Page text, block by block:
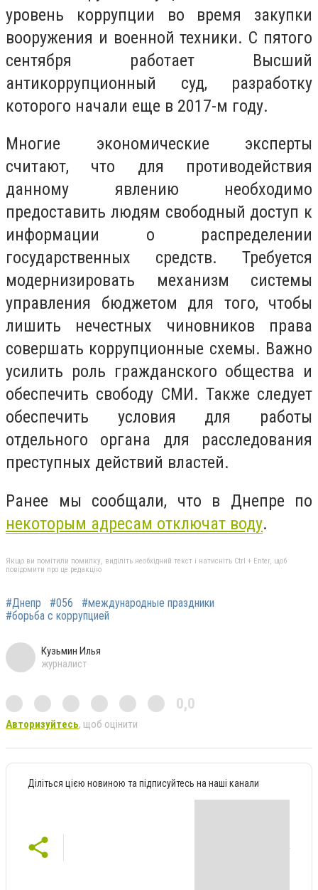
уровень коррупции во время закупки
вооружения и военной техники. С пятого
сентября работает Высший
антикоррупционный суд, разработку
которого начали еще в 2017-м году.
Многие экономические эксперты
считают, что для противодействия
данному явлению необходимо
предоставить людям свободный доступ к
информации о распределении
государственных средств. Требуется
модернизировать механизм системы
управления бюджетом для того, чтобы
лишить нечестных чиновников права
совершать коррупционные схемы. Важно
усилить роль гражданского общества и
обеспечить свободу СМИ. Также следует
обеспечить условия для работы
отдельного органа для расследования
преступных действий властей.
Ранее мы сообщали, что в Днепре по
некоторым адресам отключат воду.
Якщо ви помітили помилку, виділіть необхідний текст і натисніть Ctrl + Enter, щоб
повідомити про це редакцію
#Днепр #056
#международные праздники
#борьба с коррупцией
Кузьмин Илья
журналист
0,0
Авторизуйтесь, щоб оцінити
Діліться цією новиною та підписуйтесь на наші канали